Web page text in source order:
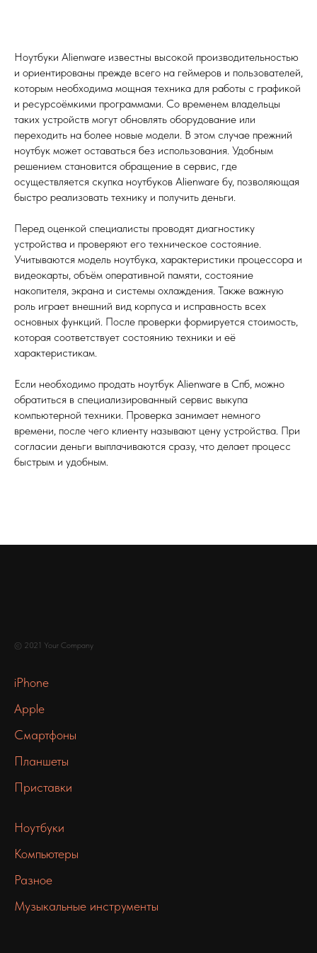
Ноутбуки Alienware известны высокой производительностью
и ориентированы прежде всего на геймеров и пользователей,
которым необходима мощная техника для работы с графикой
и ресурсоёмкими программами. Со временем владельцы
таких устройств могут обновлять оборудование или
переходить на более новые модели. В этом случае прежний
ноутбук может оставаться без использования. Удобным
решением становится обращение в сервис, где
осуществляется скупка ноутбуков Alienware бу, позволяющая
быстро реализовать технику и получить деньги.
Перед оценкой специалисты проводят диагностику
устройства и проверяют его техническое состояние.
Учитываются модель ноутбука, характеристики процессора и
видеокарты, объём оперативной памяти, состояние
накопителя, экрана и системы охлаждения. Также важную
роль играет внешний вид корпуса и исправность всех
основных функций. После проверки формируется стоимость,
которая соответствует состоянию техники и её
характеристикам.
Если необходимо продать ноутбук Alienware в Спб, можно
обратиться в специализированный сервис выкупа
компьютерной техники. Проверка занимает немного
времени, после чего клиенту называют цену устройства. При
согласии деньги выплачиваются сразу, что делает процесс
быстрым и удобным.
© 2021 Your Company
iPhone
Apple
Смартфоны
Планшеты
Приставки
Ноутбуки
Компьютеры
Разное
Музыкальные инструменты